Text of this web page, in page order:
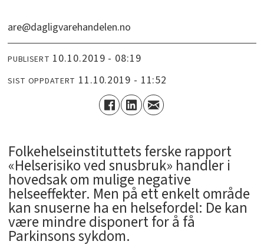
are@dagligvarehandelen.no
PUBLISERT 10.10.2019 - 08:19
SIST OPPDATERT 11.10.2019 - 11:52
Folkehelseinstituttets ferske rapport
«Helserisiko ved snusbruk» handler i
hovedsak om mulige negative
helseeffekter. Men på ett enkelt område
kan snuserne ha en helsefordel: De kan
være mindre disponert for å få
Parkinsons sykdom.